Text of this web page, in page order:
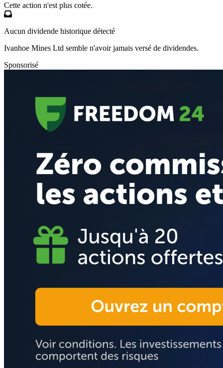
Cette action n'est plus cotée.
Aucun dividende historique détecté
Ivanhoe Mines Ltd semble n'avoir jamais versé de dividendes.
Sponsorisé